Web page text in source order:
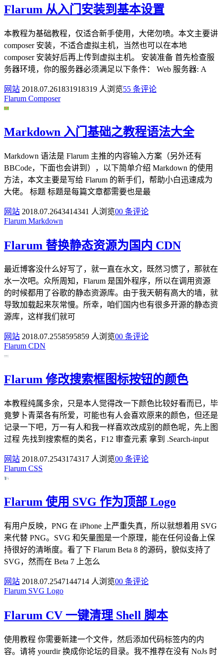
Flarum 从入门安装到基本设置
本教程为基础教程，仅适合新手使用，大佬勿喷。本文主要讲
composer 安装，不适合虚拟主机，当然也可以在本地
composer 安装好后再上传到虚拟主机。 安装准备 首先检查服
务器环境，你的服务器必须满足以下条件： Web 服务器: A
网站 2018.07.261831918319 人浏览55 条评论
Flarum Composer
Markdown 入门基础之教程语法大全
Markdown 语法是 Flarum 主推的内容输入方案（另外还有
BBCode，下面也会讲到），以下简单介绍 Markdown 的使用
方法，本文主要是写给 Flarum 的新手们，帮助小白迅速成为
大佬。 标题 标题是每篇文章都需要也是最
网站 2018.07.2643414341 人浏览00 条评论
Flarum Markdown
Flarum 替换静态资源为国内 CDN
最近博客没什么好写了，就一直在水文，既然习惯了，那就在
水一次吧。众所周知，Flarum 是国外程序，所以在调用资源
的时候都用了谷歌的静态资源库。由于我天朝有高大的墙，就
导致加载起来灰常慢。所幸，咱们国内也有很多开源的静态资
源库，这样我们就可
网站 2018.07.2558595859 人浏览00 条评论
Flarum CDN
Flarum 修改搜索框图标按钮的颜色
本教程纯属多余，只是本人觉得改一下颜色比较好看而已，毕
竟萝卜青菜各有所爱，可能也有人会喜欢原来的颜色，但还是
记录一下吧，万一有人和我一样喜欢改成别的颜色呢，先上图
过程 先找到搜索框的类名，F12 审查元素 拿到 .Search-input
网站 2018.07.2543174317 人浏览00 条评论
Flarum CSS
Flarum 使用 SVG 作为顶部 Logo
有用户反映，PNG 在 iPhone 上严重失真，所以就想着用 SVG
来代替 PNG。SVG 和矢量图是一个原理，能在任何设备上保
持很好的清晰度。看了下 Flarum Beta 8 的源码，貌似支持了
SVG，然而在 Beta 7 上怎么
网站 2018.07.2547144714 人浏览00 条评论
Flarum SVG Logo
Flarum CV 一键清理 Shell 脚本
使用教程 你需要新建一个文件，然后添加代码标签内的内
容。请将 yourdir 换成你论坛的目录。我不推荐在没有 NoJs 时